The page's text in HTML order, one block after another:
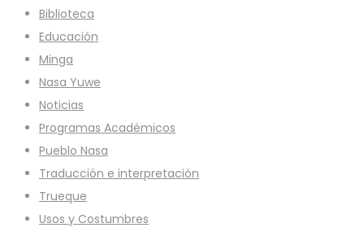
Biblioteca
Educación
Minga
Nasa Yuwe
Noticias
Programas Académicos
Pueblo Nasa
Traducción e interpretación
Trueque
Usos y Costumbres